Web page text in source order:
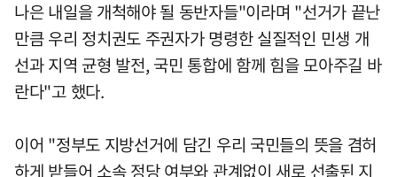
나은 내일을 개척해야 될 동반자들"이라며 "선거가 끝난
만큼 우리 정치권도 주권자가 명령한 실질적인 민생 개
선과 지역 균형 발전, 국민 통합에 함께 힘을 모아주길 바
란다"고 했다.
이어 "정부도 지방선거에 담긴 우리 국민들의 뜻을 겸허
하게 받들어 소속 정당 여부와 관계없이 새로 선출된 지